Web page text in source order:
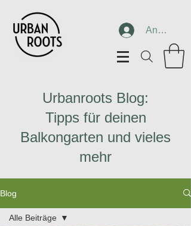
Anmelden
Urbanroots Blog:
Tipps für deinen
Balkongarten und vieles
mehr
Blog
Alle Beiträge